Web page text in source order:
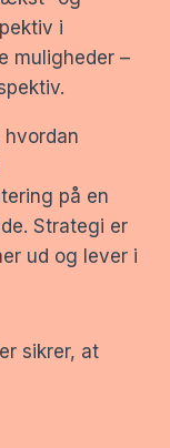
i
muligheder –
på en
Strategi er
ud og lever i
sikrer, at